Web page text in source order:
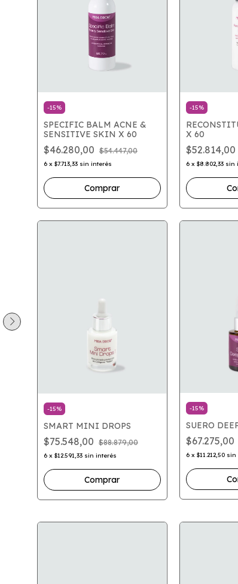
-15%
SPECIFIC BALM ACNE &
SENSITIVE SKIN X 60
$46.280,00 $54.447,00
6 x $7.713,33 sin interés
-15%
X 60
$52.814,00
6 x $8.802,33 sin
-15%
SMART MINI DROPS
$75.548,00 $88.879,00
6 x $12.591,33 sin interés
Comprar
-15%
SUERO
$67.275,00
6 x $11.212,50 sin